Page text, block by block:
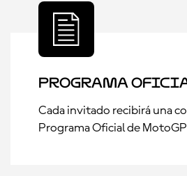
Programa
Cada invitado recibirá una
Programa Oficial de